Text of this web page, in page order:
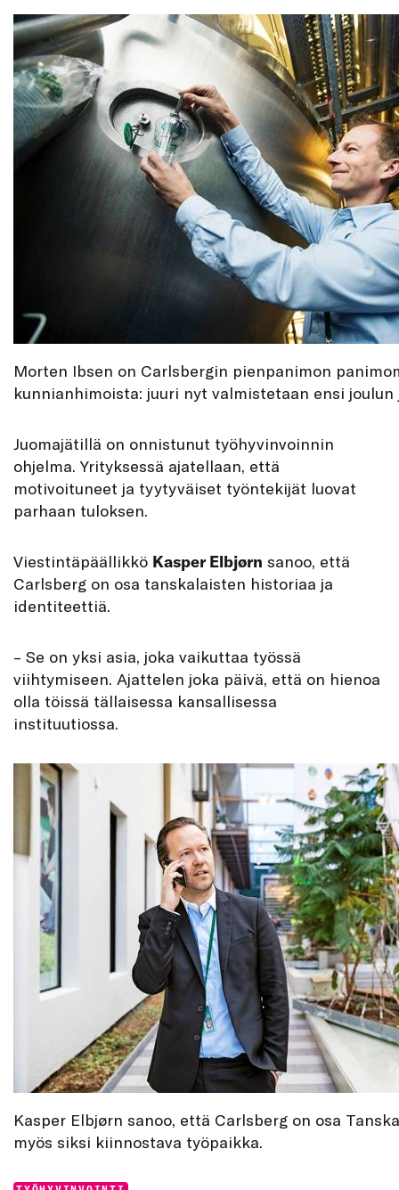
Morten Ibsen on Carlsbergin pienpanimon
kunnianhimoista: juuri nyt valmistetaan ensi joulun
Juomajätillä on onnistunut työhyvinvoinnin
ohjelma. Yrityksessä ajatellaan, että
motivoituneet ja tyytyväiset työntekijät luovat
parhaan tuloksen.
Viestintäpäällikkö Kasper Elbjørn sanoo, että
Carlsberg on osa tanskalaisten historiaa ja
identiteettiä.
– Se on yksi asia, joka vaikuttaa työssä
viihtymiseen. Ajattelen joka päivä, että on hienoa
olla töissä tällaisessa kansallisessa
instituutiossa.
Kasper Elbjørn sanoo, että Carlsberg on osa
myös siksi kiinnostava työpaikka.